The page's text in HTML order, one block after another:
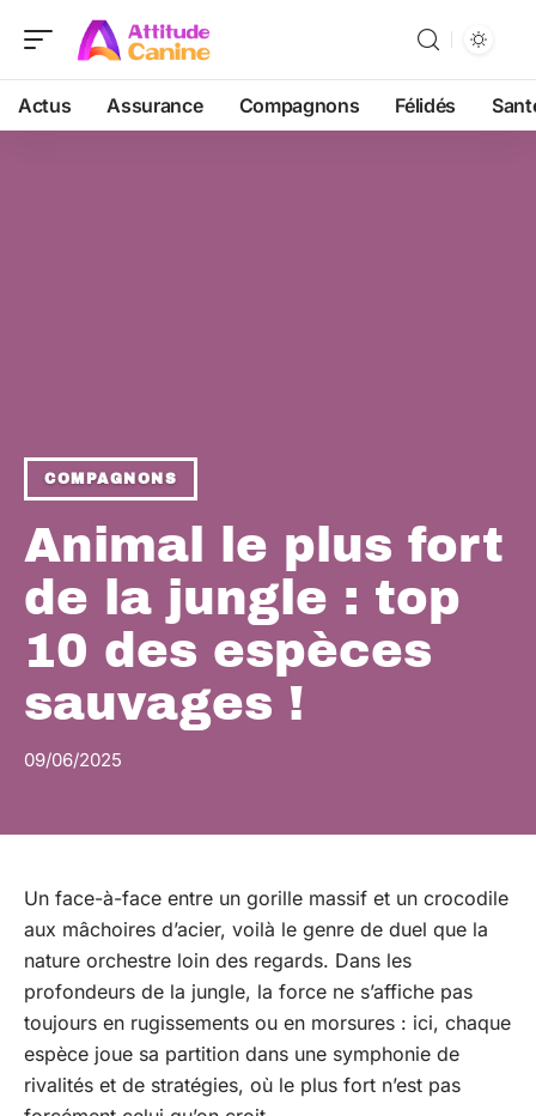
Actus Assurance Compagnons Félidés
COMPAGNONS
Animal le plus fort
de la jungle : top
10 des espèces
sauvages !
09/06/2025
Un face-à-face entre un gorille massif et un crocodile
aux mâchoires d’acier, voilà le genre de duel que la
nature orchestre loin des regards. Dans les
profondeurs de la jungle, la force ne s’affiche pas
toujours en rugissements ou en morsures : ici, chaque
espèce joue sa partition dans une symphonie de
rivalités et de stratégies, où le plus fort n’est pas